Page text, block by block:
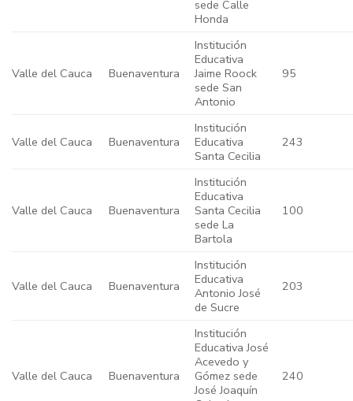
sede Calle
Honda
Valle del Cauca Buenaventura
Institución
Educativa
Jaime Roock
sede San
Antonio
95
Valle del Cauca Buenaventura
Institución
Educativa
Santa Cecilia
243
Valle del Cauca Buenaventura
Institución
Educativa
Santa Cecilia
sede La
Bartola
100
Valle del Cauca Buenaventura
Institución
Educativa
Antonio José
de Sucre
203
Valle del Cauca Buenaventura
Institución
Educativa José
Acevedo y
Gómez sede
José Joaquín
240